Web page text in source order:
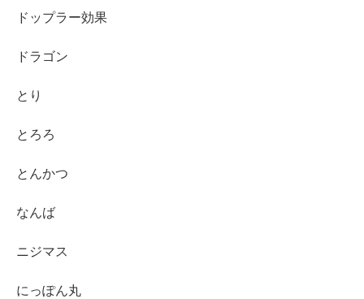
ドップラー効果
ドラゴン
とり
とろろ
とんかつ
なんば
ニジマス
にっぽん丸